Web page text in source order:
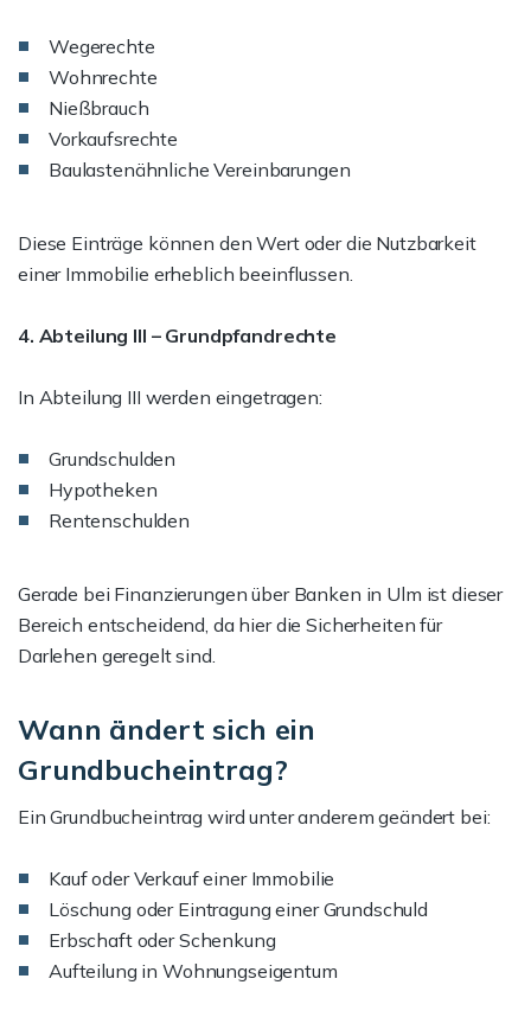
Wegerechte
Wohnrechte
Nießbrauch
Vorkaufsrechte
Baulastenähnliche Vereinbarungen
Diese Einträge können den Wert oder die Nutzbarkeit
einer Immobilie erheblich beeinflussen.
4. Abteilung III – Grundpfandrechte
In Abteilung III werden eingetragen:
Grundschulden
Hypotheken
Rentenschulden
Gerade bei Finanzierungen über Banken in Ulm ist dieser
Bereich entscheidend, da hier die Sicherheiten für
Darlehen geregelt sind.
Wann ändert sich ein
Grundbucheintrag?
Ein Grundbucheintrag wird unter anderem geändert bei:
Kauf oder Verkauf einer Immobilie
Löschung oder Eintragung einer Grundschuld
Erbschaft oder Schenkung
Aufteilung in Wohnungseigentum